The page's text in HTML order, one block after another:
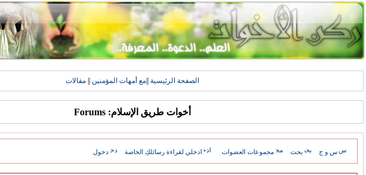
الصفحة الرئيسية مع أمهات المؤمنين مقالات
أخوات طريق الإسلام: Forums
س و ج بحث مجموعات العضوات ادخلي لقراءة رسائلكِ الخاصة دخول